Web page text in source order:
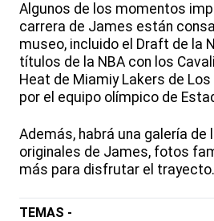
Algunos de los momentos
carrera de James están
museo, incluido el Draft de la
títulos de la NBA con los
Heat de Miamiy Lakers de
por el equipo olímpico de
Además, habrá una galería de
originales de James, fotos
más para disfrutar el trayecto.
TEMAS -